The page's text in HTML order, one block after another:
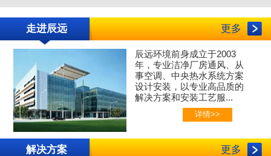
伴。
走进辰远 更多
辰远环境前身成立于2003
年，专业洁净厂房通风、
从
事空调、中央热水系统方案
设计安装，以专业高品质的
解决方案和安装工艺服...
详情>>
解决方案 更多